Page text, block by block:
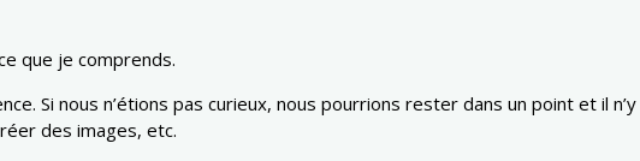
que je comprends.
Si nous n’étions pas curieux, nous pourrions rester dans un point et il
des images, etc.